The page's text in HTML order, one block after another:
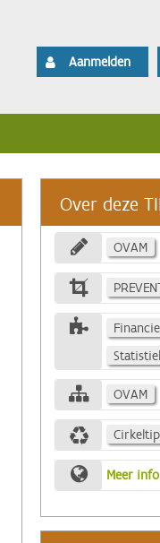
Aanmelden
Over deze
OVAM
OVAM
Meer info